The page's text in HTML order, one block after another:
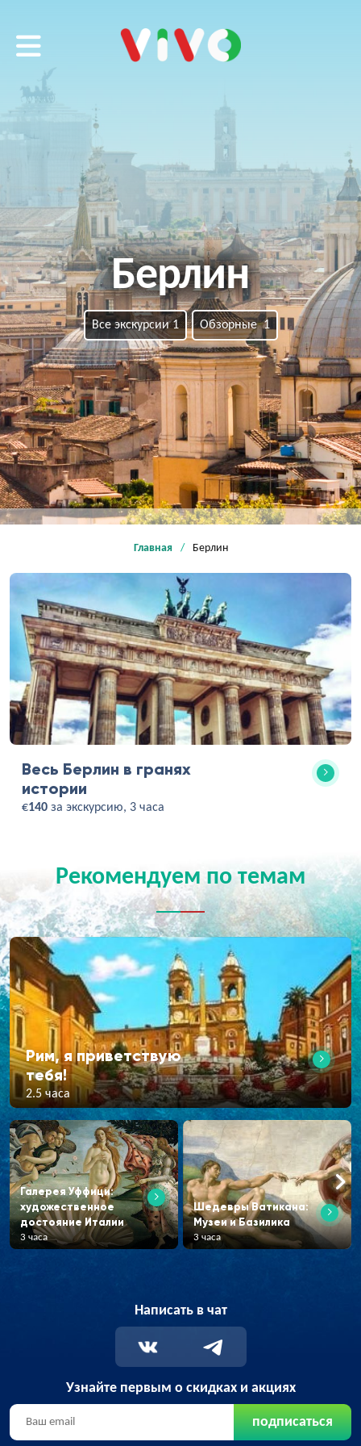
VIVO tour
Берлин
Все экскурсии 1 Обзорные 1
Главная Берлин
Весь Берлин в гранях
истории
€140 за экскурсию, 3 часа
Рекомендуем по темам
Рим, я приветствую
тебя!
2.5 часа
Галерея Уффици:
художественное
достояние Италии
3 часа
Шедевры Ватикана:
Музеи и Базилика
3 часа
Написать в чат
Узнайте первым о скидках и акциях
подписаться